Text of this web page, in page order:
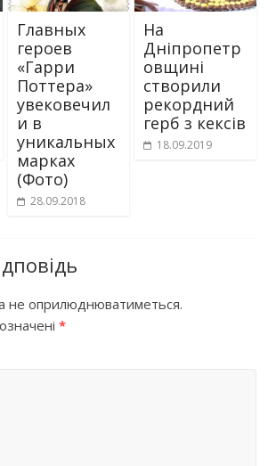
Главных
героев
«Гарри
Поттера»
увековечил
и в
уникальных
марках
(Фото)
28.09.2018
На
Дніпропетр
овщині
створили
рекордний
герб з кексів
18.09.2019
не оприлюднюватиметься.
*